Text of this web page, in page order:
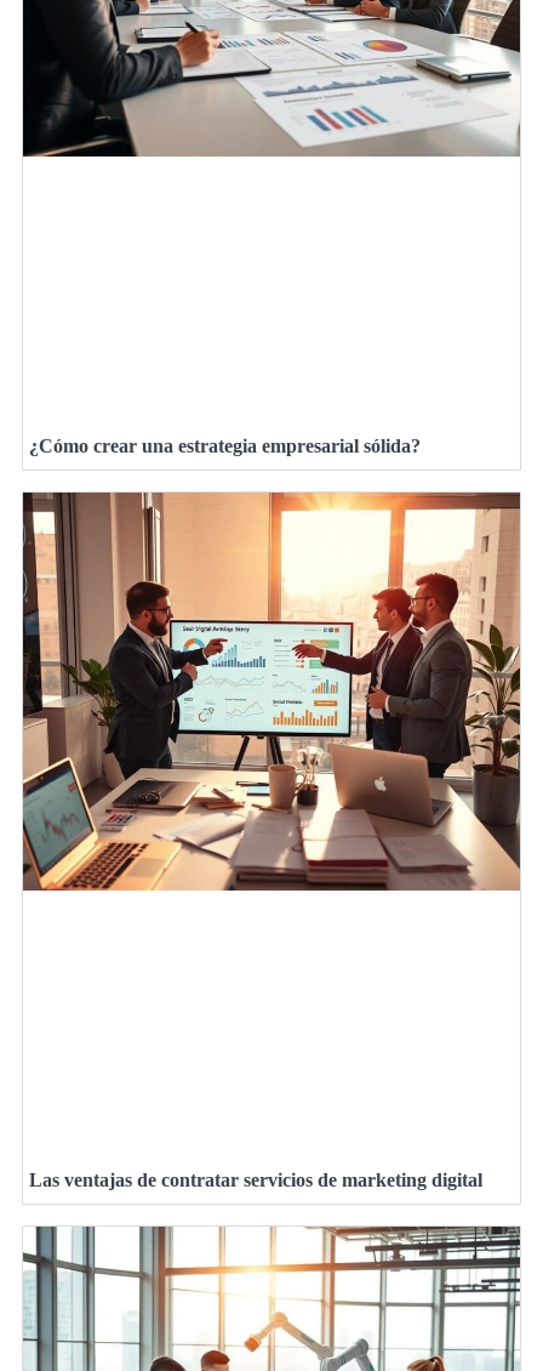
¿Cómo crear una estrategia empresarial sólida?
Las ventajas de contratar servicios de marketing digital